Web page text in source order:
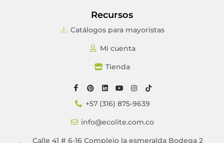
Recursos
Catálogos para mayoristas
Mi cuenta
Tienda
+57 (316) 875-9639
info@ecolite.com.co
Calle 41 # 6-16 Complejo la esmeralda Bodega 2